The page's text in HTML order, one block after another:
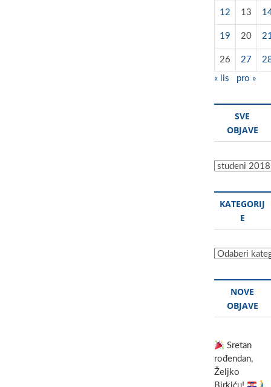
12 13
19 20
26 27
« lis pro »
SVE
OBJAVE
Sve
KATEGORIJ
E
Kategorije
NOVE
OBJAVE
Sretan
rođendan,
Željko